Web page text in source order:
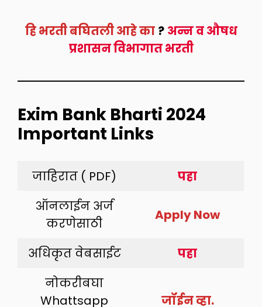
हि भरती बघितली आहे का ? अन्न व औषध
प्रशासन विभागात भरती
Exim Bank Bharti 2024
Important Links
जाहिरात ( PDF)
पहा
ऑनलाईन अर्ज
करणेसाठी
Apply Now
अधिकृत वेबसाईट
पहा
नोकरीबघा
Whattsapp
जॉईन व्हा.